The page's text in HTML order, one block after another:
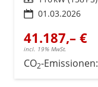
01.03.2026
41.187,– €
incl. 19% MwSt.
CO2-Emissionen: